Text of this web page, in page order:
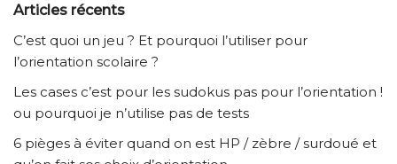
Articles récents
C’est quoi un jeu ? Et pourquoi l’utiliser pour
l’orientation scolaire ?
Les cases c’est pour les sudokus pas pour l’orientation !
ou pourquoi je n’utilise pas de tests
6 pièges à éviter quand on est HP / zèbre / surdoué et